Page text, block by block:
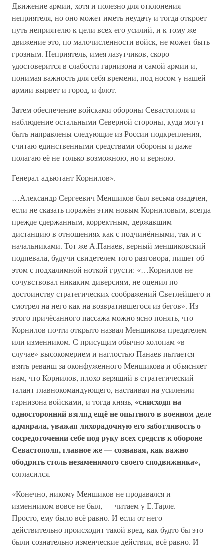
Движение армии, хотя и полезно для отклонения
неприятеля, но оно может иметь неудачу и тогда откроет
путь неприятелю к цели всех его усилий, и к тому же
движение это, по малочисленности войск, не может быть
грозным. Неприятель, имея лазутчиков, скоро
удостоверится в слабости гарнизона и самой армии и,
понимая важность для себя времени, под носом у нашей
армии вырвет и город, и флот.
Затем обеспечение войсками обороны Севастополя и
наблюдение остальными Северной стороны, куда могут
быть направлены следующие из России подкрепления,
считаю единственными средствами обороны и даже
полагаю её не только возможною, но и верною.
Генерал-адъютант Корнилов».
…Александр Сергеевич Меншиков был весьма озадачен,
если не сказать поражён этим новым Корниловым, всегда
прежде сдержанным, корректным, державшим
дистанцию в отношениях как с подчинёнными, так и с
начальниками. Тот же А.Панаев, верный меншиковский
подпевала, будучи свидетелем того разговора, пишет об
этом с подхалимной ноткой грусти: «…Корнилов не
сочувствовал никаким диверсиям, не оценил по
достоинству стратегических соображений Светлейшего и
смотрел на него как на возвратившегося из бегов». Из
этого причёсанного пассажа можно ясно понять, что
Корнилов почти открыто назвал Меншикова предателем
или изменником. С присущим обычно холопам «в
случае» высокомерием и наглостью Панаев пытается
взять реванш за оконфуженного Меншикова и объясняет
нам, что Корнилов, плохо верящий в стратегический
талант главнокомандующего, настаивал на усилении
гарнизона войсками, и тогда князь, «снисходя на
односторонний взгляд ещё не опытного в военном деле
адмирала, уважая лихорадочную его заботливость о
сосредоточении себе под руку всех средств к обороне
Севастополя, главное же — сознавая, как важно
ободрить столь незаменимого своего сподвижника», —
согласился.
«Конечно, никому Меншиков не продавался и
изменником вовсе не был, — читаем у Е.Тарле. —
Просто, ему было всё равно. И если от него
действительно происходит такой вред, как будто бы это
были сознательно изменческие действия, всё равно. И